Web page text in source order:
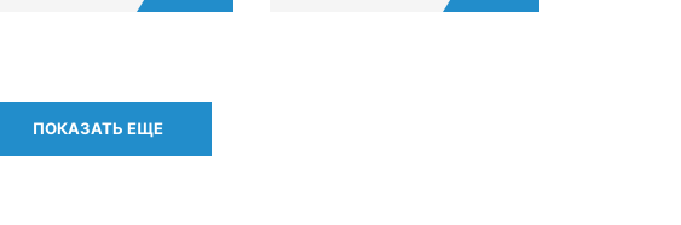
ПОКАЗАТЬ ЕЩЕ